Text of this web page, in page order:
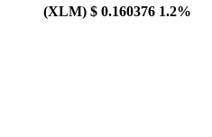
(XLM) $ 0.160376 1.2%